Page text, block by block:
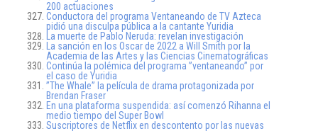
200 actuaciones
Conductora del programa Ventaneando de TV Azteca
pidió una disculpa pública a la cantante Yuridia
La muerte de Pablo Neruda: revelan investigación
La sanción en los Oscar de 2022 a Will Smith por la
Academia de las Artes y las Ciencias Cinematográficas
Continúa la polémica del programa ”ventaneando” por
el caso de Yuridia
”The Whale” la película de drama protagonizada por
Brendan Fraser
En una plataforma suspendida: así comenzó Rihanna el
medio tiempo del Super Bowl
Suscriptores de Netflix en descontento por las nuevas